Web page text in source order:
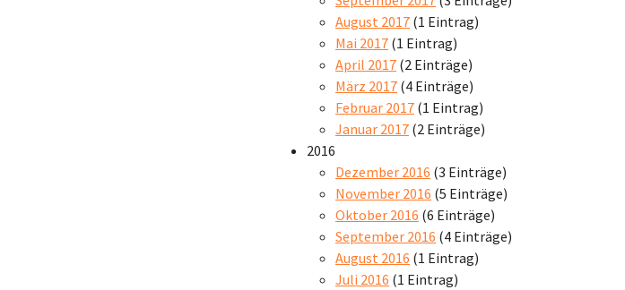
August 2017 (1 Eintrag)
Mai 2017 (1 Eintrag)
April 2017 (2 Einträge)
März 2017 (4 Einträge)
Februar 2017 (1 Eintrag)
Januar 2017 (2 Einträge)
2016
Dezember 2016 (3 Einträge)
November 2016 (5 Einträge)
Oktober 2016 (6 Einträge)
September 2016 (4 Einträge)
August 2016 (1 Eintrag)
Juli 2016 (1 Eintrag)